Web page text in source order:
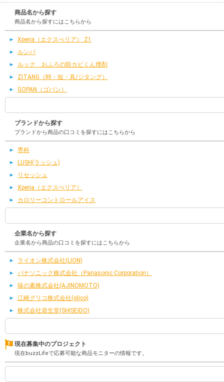
商品名から探す
商品名から探すにはこちらから
Xperia（エクスぺリア） Z1
ルンバ
ルック おふろの防カビくん煙剤
ZITANG（時・短・具/ジタング）
GOPAN（ゴパン）
ブランドから探す
ブランドから商品の口コミを探すにはこちらから
専科
LUSH(ラッシュ)
リセッシュ
Xperia（エクスぺリア）
カロリーコントロールアイス
企業名から探す
企業名から商品の口コミを探すにはこちらから
ライオン株式会社(LION)
パナソニック株式会社（Panasonic Corporation）
味の素株式会社(AJINOMOTO)
江崎グリコ株式会社(glico)
株式会社資生堂(SHISEIDO)
現在募集中のプロジェクト
現在buzzLifeで応募可能な商品モニターの情報です。